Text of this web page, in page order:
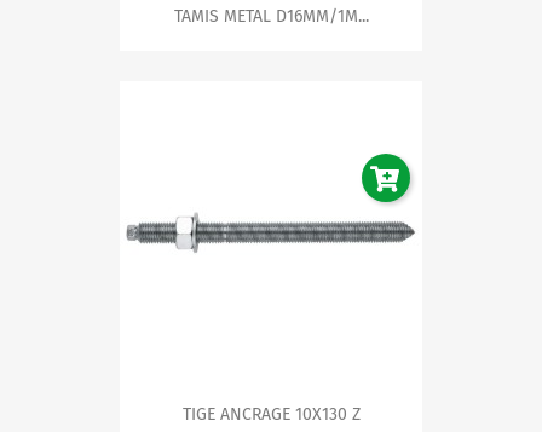
TAMIS METAL D16MM/1M...
TIGE ANCRAGE 10X130 Z